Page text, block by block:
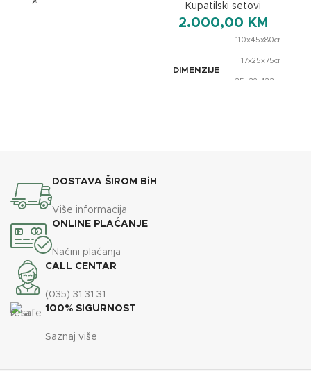
Kupatilski setovi
2.000,00 KM
DIMENZIJE
110x45x80cm
17x25x75cm
35x32x133cm
DOSTAVA ŠIROM BiH
Više informacija
ONLINE PLAĆANJE
Načini plaćanja
CALL CENTAR
(035) 31 31 31
100% SIGURNOST
Saznaj više